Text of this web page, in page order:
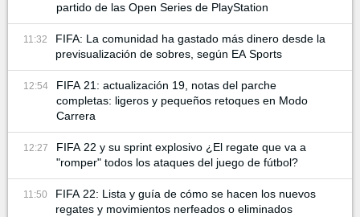
partido de las Open Series de PlayStation
11:32
FIFA: La comunidad ha gastado más dinero desde la
previsualización de sobres, según EA Sports
12:54
FIFA 21: actualización 19, notas del parche
completas: ligeros y pequeños retoques en Modo
Carrera
12:27
FIFA 22 y su sprint explosivo ¿El regate que va a
"romper" todos los ataques del juego de fútbol?
11:50
FIFA 22: Lista y guía de cómo se hacen los nuevos
regates y movimientos nerfeados o eliminados